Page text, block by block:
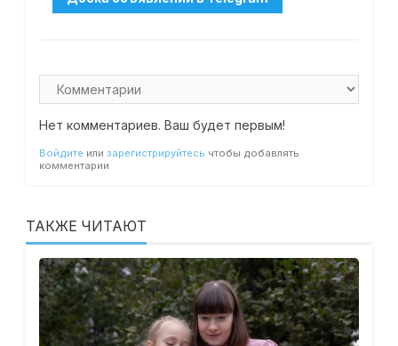
Нет комментариев. Ваш будет первым!
Войдите или зарегистрируйтесь чтобы добавлять
комментарии
ТАКЖЕ ЧИТАЮТ